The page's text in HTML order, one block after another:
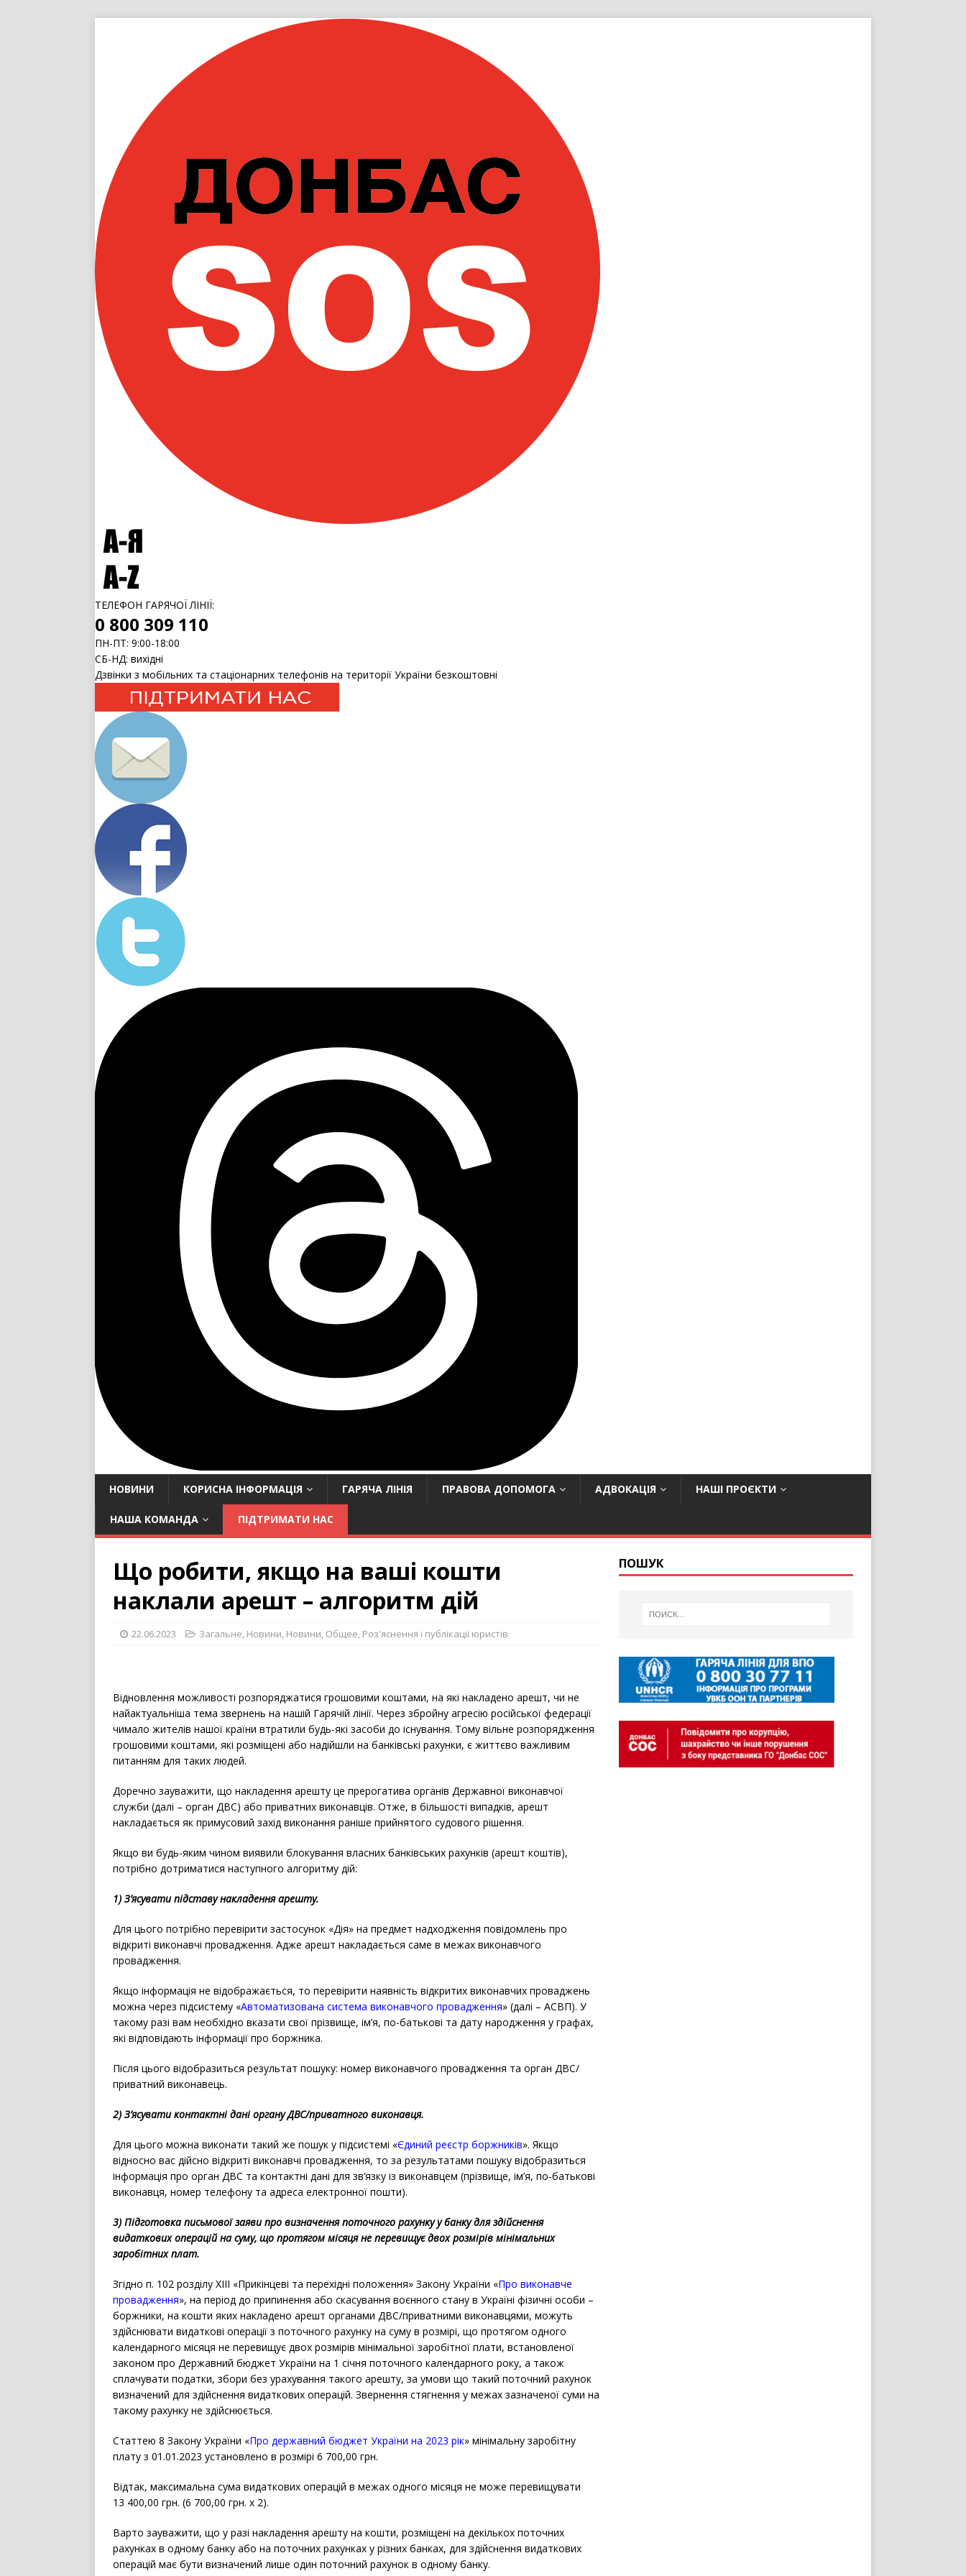
ТЕЛЕФОН ГАРЯЧОЇ ЛІНІЇ:
0 800 309 110
ПН-ПТ: 9:00-18:00
СБ-НД: вихідні
Дзвінки з мобільних та стаціонарних телефонів на території України безкоштовні
НОВИНИ КОРИСНА ІНФОРМАЦІЯ ГАРЯЧА ЛІНІЯ ПРАВОВА ДОПОМОГА АДВОКАЦІЯ НАШІ ПРОЄКТИ
НАША КОМАНДА ПІДТРИМАТИ НАС
Що робити, якщо на ваші кошти
наклали арешт – алгоритм дій
22.06.2023 Загальне, Новини, Новини, Общее, Роз'яснення і публікації юристів
Відновлення можливості розпоряджатися грошовими коштами, на які накладено арешт, чи не
найактуальніша тема звернень на нашій Гарячій лінії. Через збройну агресію російської федерації
чимало жителів нашої країни втратили будь-які засоби до існування. Тому вільне розпорядження
грошовими коштами, які розміщені або надійшли на банківські рахунки, є життєво важливим
питанням для таких людей.
Доречно зауважити, що накладення арешту це прерогатива органів Державної виконавчої
служби (далі – орган ДВС) або приватних виконавців. Отже, в більшості випадків, арешт
накладається як примусовий захід виконання раніше прийнятого судового рішення.
Якщо ви будь-яким чином виявили блокування власних банківських рахунків (арешт коштів),
потрібно дотриматися наступного алгоритму дій:
1) З’ясувати підставу накладення арешту.
Для цього потрібно перевірити застосунок «Дія» на предмет надходження повідомлень про
відкриті виконавчі провадження. Адже арешт накладається саме в межах виконавчого
провадження.
Якщо інформація не відображається, то перевірити наявність відкритих виконавчих проваджень
можна через підсистему «Автоматизована система виконавчого провадження» (далі – АСВП). У
такому разі вам необхідно вказати свої прізвище, ім’я, по-батькові та дату народження у графах,
які відповідають інформації про боржника.
Після цього відобразиться результат пошуку: номер виконавчого провадження та орган ДВС/
приватний виконавець.
2) З’ясувати контактні дані органу ДВС/приватного виконавця.
Для цього можна виконати такий же пошук у підсистемі «Єдиний реєстр боржників». Якщо
відносно вас дійсно відкриті виконавчі провадження, то за результатами пошуку відобразиться
інформація про орган ДВС та контактні дані для зв’язку із виконавцем (прізвище, ім’я, по-батькові
виконавця, номер телефону та адреса електронної пошти).
3) Підготовка письмової заяви про визначення поточного рахунку у банку для здійснення
видаткових операцій на суму, що протягом місяця не перевищує двох розмірів мінімальних
заробітних плат.
Згідно п. 102 розділу ХІІІ «Прикінцеві та перехідні положення» Закону України «Про виконавче
провадження», на період до припинення або скасування воєнного стану в Україні фізичні особи –
боржники, на кошти яких накладено арешт органами ДВС/приватними виконавцями, можуть
здійснювати видаткові операції з поточного рахунку на суму в розмірі, що протягом одного
календарного місяця не перевищує двох розмірів мінімальної заробітної плати, встановленої
законом про Державний бюджет України на 1 січня поточного календарного року, а також
сплачувати податки, збори без урахування такого арешту, за умови що такий поточний рахунок
визначений для здійснення видаткових операцій. Звернення стягнення у межах зазначеної суми на
такому рахунку не здійснюється.
Статтею 8 Закону України «Про державний бюджет України на 2023 рік» мінімальну заробітну
плату з 01.01.2023 установлено в розмірі 6 700,00 грн.
Відтак, максимальна сума видаткових операцій в межах одного місяця не може перевищувати
13 400,00 грн. (6 700,00 грн. х 2).
Варто зауважити, що у разі накладення арешту на кошти, розміщені на декількох поточних
рахунках в одному банку або на поточних рахунках у різних банках, для здійснення видаткових
операцій має бути визначений лише один поточний рахунок в одному банку.
ПОШУК